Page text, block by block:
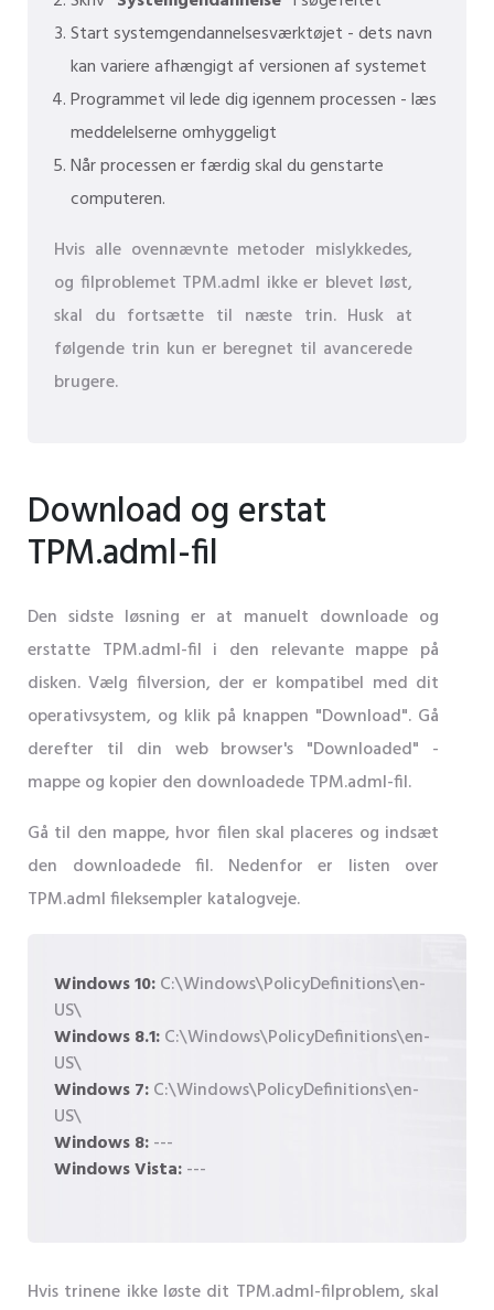
Start systemgendannelsesværktøjet - dets navn
kan variere afhængigt af versionen af ​​systemet
Programmet vil lede dig igennem processen - læs
meddelelserne omhyggeligt
Når processen er færdig skal du genstarte
computeren.
Hvis alle ovennævnte metoder mislykkedes,
og filproblemet TPM.adml ikke er blevet løst,
skal du fortsætte til næste trin. Husk at
følgende trin kun er beregnet til avancerede
brugere.
Download og erstat
TPM.adml-fil
Den sidste løsning er at manuelt downloade og
erstatte TPM.adml-fil i den relevante mappe på
disken. Vælg filversion, der er kompatibel med dit
operativsystem, og klik på knappen "Download". Gå
derefter til din web browser's "Downloaded" -
mappe og kopier den downloadede TPM.adml-fil.
Gå til den mappe, hvor filen skal placeres og indsæt
den downloadede fil. Nedenfor er listen over
TPM.adml fileksempler katalogveje.
Windows 10:C:\Windows\PolicyDefinitions\en-
US\
Windows 8.1:C:\Windows\PolicyDefinitions\en-
US\
Windows 7:C:\Windows\PolicyDefinitions\en-
US\
Windows 8:---
Windows Vista:---
Hvis trinene ikke løste dit TPM.adml-filproblem, skal